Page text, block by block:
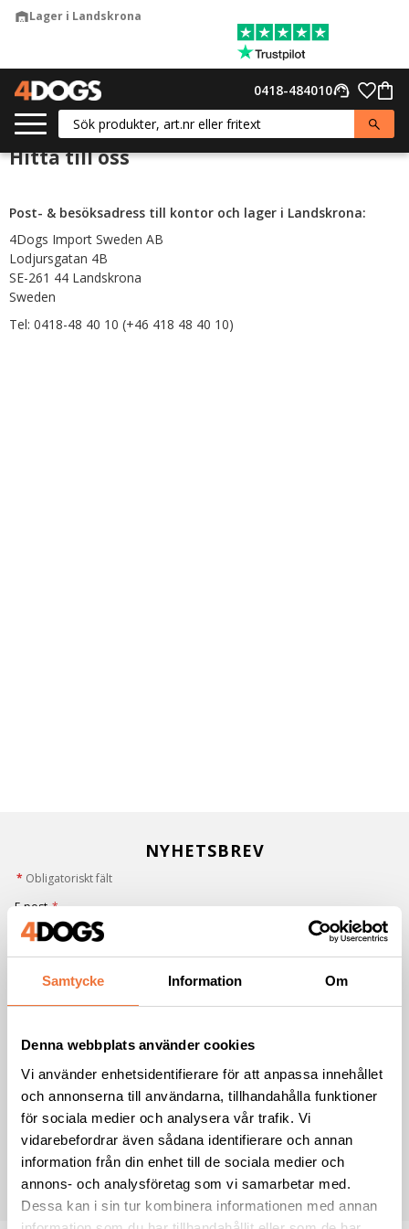
Samtycke Information Om
Denna webbplats använder cookies
Vi använder enhetsidentifierare för att anpassa innehållet
och annonserna till användarna, tillhandahålla funktioner
för sociala medier och analysera vår trafik. Vi
vidarebefordrar även sådana identifierare och annan
information från din enhet till de sociala medier och
annons- och analysföretag som vi samarbetar med.
Dessa kan i sin tur kombinera informationen med annan
warehouseLager i Landskrona
support_agent
0418-484010
Hitta till oss
Post- & besöksadress till kontor och lager i Landskrona:
4Dogs Import Sweden AB
Lodjursgatan 4B
SE-261 44 Landskrona
Sweden
Tel: 0418-48 40 10 (+46 418 48 40 10)
NYHETSBREV
* Obligatoriskt fält
E-post*
Förnamn
Efternamn
Jag samtycker till att ta emot nyhetsbrev från 4Dogs i enlighet med
integritetspolicyn *
PRENUMERERA